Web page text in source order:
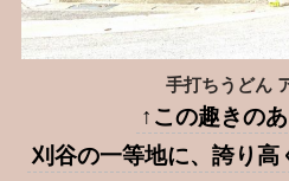
手打ちうどん
↑この趣きの
刈谷の一等地に、誇り高